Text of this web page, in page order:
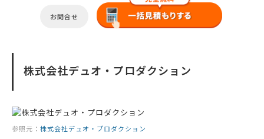
お問合せ
株式会社デュオ・プロダクション
参照元： 株式会社デュオ・プロダクション